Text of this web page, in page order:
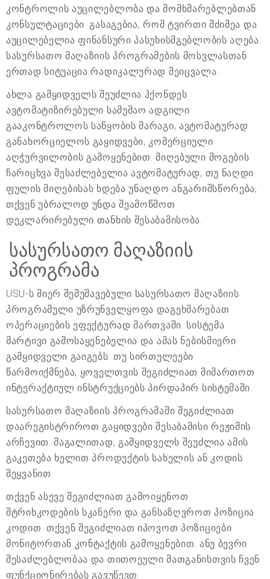
კონტროლის აუცილებლობა და მომხმარებლებთან
კონსულტაციები. გასაგებია, რომ ტვირთი მძიმეა და
აუცილებელია ფინანსური პასუხისმგებლობის აღება.
სასურსათო მაღაზიის პროგრამების მოსვლასთან
ერთად სიტუაცია რადიკალურად შეიცვალა.
ახლა გამყიდველს შეუძლია ჰქონდეს
ავტომატიზირებული სამუშაო ადგილი:
გააკონტროლოს საწყობის მარაგი, ავტომატურად
განახორციელოს გაყიდვები, კომერციული
აღჭურვილობის გამოყენებით. მიღებული მოგების
ჩარიცხვა შესაძლებელია ავტომატურად, თუ ნაღდი
ფულის მიღებისას ხდება უნაღდო ანგარიშსწორება,
თქვენ უბრალოდ უნდა შეამოწმოთ
დეკლარირებული თანხის შესაბამისობა.
სასურსათო მაღაზიის
პროგრამა
USU-ს მიერ შემუშავებული სასურსათო მაღაზიის
პროგრამული უზრუნველყოფა დაგეხმარებათ
ოპერაციების ეფექტურად მართვაში. სისტემა
მარტივი გამოსაყენებელია და ამას ნებისმიერი
გამყიდველი გაიგებს. თუ სირთულეები
წარმოიქმნება, ყოველთვის შეგიძლიათ მიმართოთ
ინტერაქტიულ ინსტრუქციებს პირდაპირ სისტემაში.
სასურსათო მაღაზიის პროგრამაში შეგიძლიათ
დაარეგისტრიროთ გაყიდვები შესაბამისი რეჟიმის
არჩევით. მაგალითად, გამყიდველს შეუძლია ამის
გაკეთება ხელით პროდუქტის სახელის ან კოდის
შეყვანით.
თქვენ ასევე შეგიძლიათ გამოიყენოთ
შტრიხკოდების სკანერი და განსაზღვროთ პოზიცია
კოდით. თქვენ შეგიძლიათ იპოვოთ პოზიციები
მონიტორთან კონტაქტის გამოყენებით. ანუ ბევრი
შესაძლებლობაა და თითოეული მათგანისთვის ჩვენ
ფუნქციონირებას გავუწევთ.